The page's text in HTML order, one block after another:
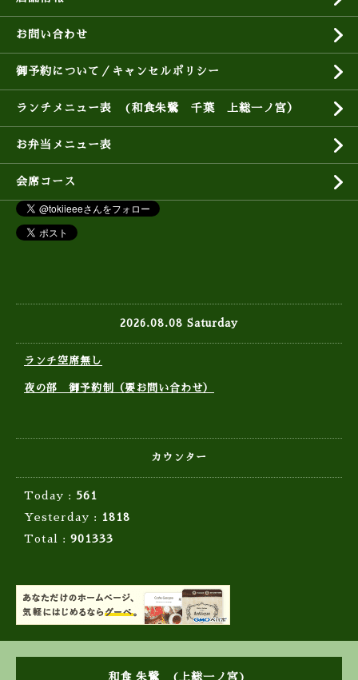
お問い合わせ
御予約について／キャンセルポリシー
ランチメニュー表 (和食朱鷺 千葉 上総一ノ宮）
お弁当メニュー表
会席コース
2026.08.08 Saturday
ランチ空席無し
夜の部 御予約制（要お問い合わせ）
カウンター
Today : 561
Yesterday :
1818
Total : 901333
和食 朱鷺 (上総一ノ宮)